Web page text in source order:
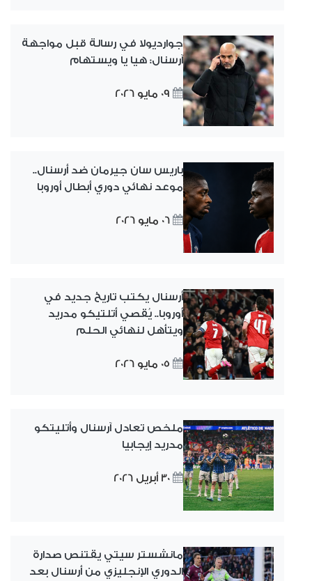
جوارديولا في رسالة قبل مواجهة
آرسنال: هيا يا ويستهام
09 مايو 2026
باريس سان جيرمان ضد أرسنال..
موعد نهائي دوري أبطال أوروبا
06 مايو 2026
أرسنال يكتب تاريخ جديد في
أوروبا.. يُقصي أتلتيكو مدريد
ويتأهل لنهائي الحلم
05 مايو 2026
ملخص تعادل آرسنال وأتليتكو
مدريد إيجابيا
30 أبريل 2026
مانشستر سيتي يقتنص صدارة
الدوري الإنجليزي من أرسنال بعد